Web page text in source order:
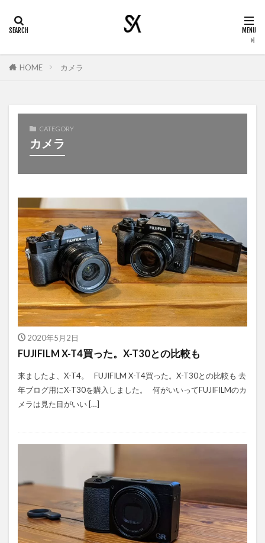
HOME カメラ
CATEGORY
カメラ
2020年5月2日
FUJIFILM X-T4買った。X-T30との比較も
来ましたよ、X-T4。 FUJIFILM X-T4買った。X-T30との比較も 去
年ブログ用にX-T30を購入しました。 何がいいってFUJIFILMのカ
メラは見た目がいい […]